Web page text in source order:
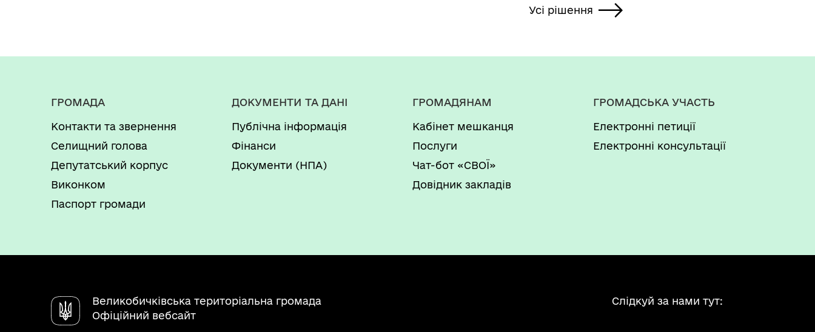
Усі рішення
ГРОМАДА
Контакти та звернення
Селищний голова
Депутатський корпус
Виконком
Паспорт громади
ДОКУМЕНТИ ТА ДАНІ
Публічна інформація
Фінанси
Документи (НПА)
ГРОМАДЯНАМ
Кабінет мешканця
Послуги
Чат-бот «СВОЇ»
Довідник закладів
ГРОМАДСЬКА УЧАСТЬ
Електронні петиції
Електронні консультації
Великобичківська територіальна громада
Офіційний вебсайт
Слідкуй за нами тут: